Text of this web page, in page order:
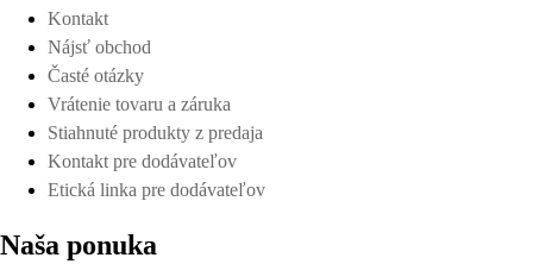
Kontakt
Nájsť obchod
Časté otázky
Vrátenie tovaru a záruka
Stiahnuté produkty z predaja
Kontakt pre dodávateľov
Etická linka pre dodávateľov
Naša ponuka